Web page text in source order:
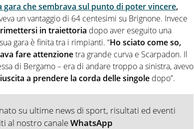
gara che sembrava sul punto di poter vincere,
un vantaggio di 64 centesimi su Brignone. Invece
in traiettoria dopo aver eseguito una
gara è finita tra i rimpianti. “Ho sciato come so,
fare attenzionetra grande curva e Scarpadon. Il
di Bergamo – era di andare troppo a sinistra, avevo
a prendere la corda delle singole dopo”.
su ultime news di sport, risultati ed eventi
al nostro canaleWhatsApp